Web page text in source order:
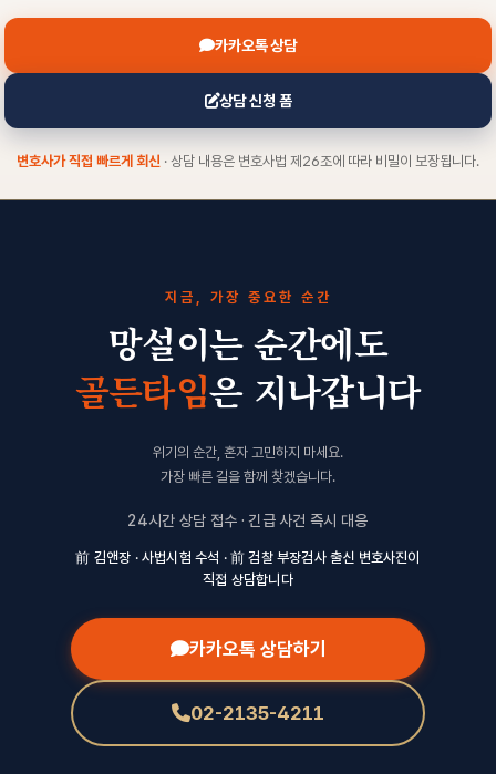
카카오톡 상담
상담 신청 폼
변호사가 직접 빠르게 회신 · 상담 내용은 변호사법 제26조에 따라 비밀이 보장됩니다.
지금, 가장 중요한 순간
망설이는 순간에도
골든타임은 지나갑니다
위기의 순간, 혼자 고민하지 마세요.
가장 빠른 길을 함께 찾겠습니다.
24시간 상담 접수 · 긴급 사건 즉시 대응
前 김앤장 · 사법시험 수석 · 前 검찰 부장검사 출신 변호사진이
직접 상담합니다
카카오톡 상담하기
02-2135-4211